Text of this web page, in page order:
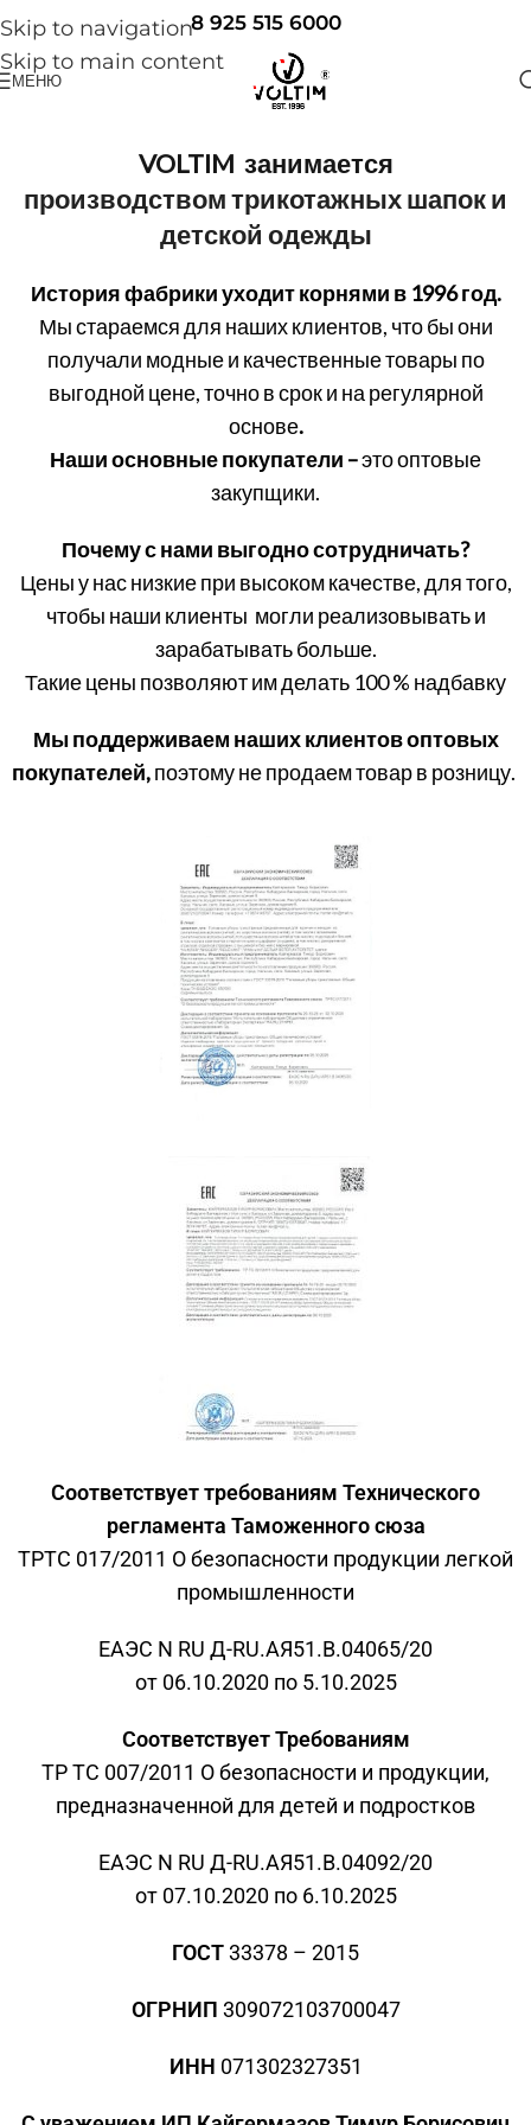
Skip to navigation
Skip to main content
8 925 515 6000
МЕНЮ
VOLTIM занимается
производством трикотажных шапок и
детской одежды
История фабрики уходит корнями в 1996 год.
Мы стараемся для наших клиентов, что бы они
получали модные и качественные товары по
выгодной цене, точно в срок и на регулярной
основе.
Наши основные покупатели –это оптовые
закупщики.
Почему с нами выгодно сотрудничать?
Цены у нас низкие при высоком качестве, для того,
чтобы наши клиенты могли реализовывать и
зарабатывать больше.
Такие цены позволяют им делать 100 % надбавку
Мы поддерживаем наших клиентов оптовых
покупателей,поэтому не продаем товар в розницу.
Соответствует требованиям Технического
регламента Таможенного сюза
ТРТС 017/2011 О безопасности продукции легкой
промышленности
ЕАЭС N RU Д-RU.АЯ51.В.04065/20
от 06.10.2020 по 5.10.2025
Соответствует Требованиям
ТР ТС 007/2011 О безопасности и продукции,
предназначенной для детей и подростков
ЕАЭС N RU Д-RU.АЯ51.В.04092/20
от 07.10.2020 по 6.10.2025
ГОСТ33378 – 2015
ОГРНИП 309072103700047
ИНН 071302327351